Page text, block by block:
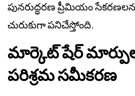
పునరుద్ధరణ ప్రీమియం
చురుకుగా పనిచేస్తోంది.
మార్కెట్ షేర్
పరిశ్రమ సమీకరణ